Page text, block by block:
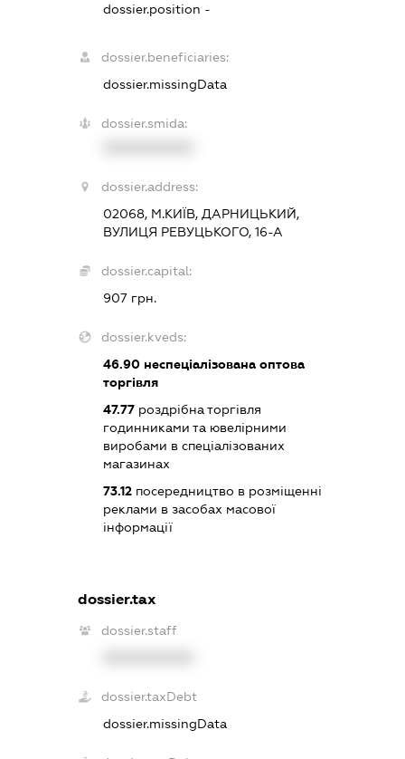
dossier.position -
dossier.beneficiaries:
dossier.missingData
dossier.smida:
dossier.address:
02068, М.КИЇВ, ДАРНИЦЬКИЙ,
ВУЛИЦЯ РЕВУЦЬКОГО, 16-А
dossier.capital:
907 грн.
dossier.kveds:
46.90 неспеціалізована оптова
торгівля
47.77 роздрібна торгівля
годинниками та ювелірними
виробами в спеціалізованих
магазинах
73.12 посередництво в розміщенні
реклами в засобах масової
інформації
dossier.tax
dossier.staff
dossier.taxDebt
dossier.missingData